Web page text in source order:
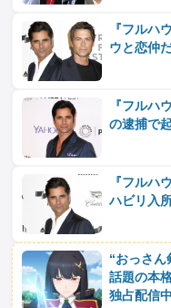
『フルハ
ウと恋仲
『フルハ
の逮捕で
『フルハ
ハビリ入
“おっさ
話題の本
独占配信中